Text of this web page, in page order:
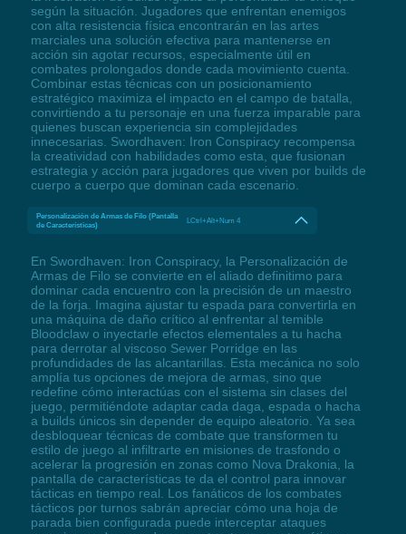
según la situación. Jugadores que enfrentan enemigos
con alta resistencia física encontrarán en las artes
marciales una solución efectiva para mantenerse en
acción sin agotar recursos, especialmente útil en
combates prolongados donde cada movimiento cuenta.
Combinar estas técnicas con un posicionamiento
estratégico maximiza el impacto en el campo de batalla,
convirtiendo a tu personaje en una fuerza imparable para
quienes buscan experiencia sin complejidades
innecesarias. Swordhaven: Iron Conspiracy recompensa
la creatividad con habilidades como esta, que fusionan
estrategia y acción para jugadores que viven por builds de
cuerpo a cuerpo que dominan cada escenario.
Personalización de Armas de Filo (Pantalla
de Características)
LCtrl+Alt+Num 4
En Swordhaven: Iron Conspiracy, la Personalización de
Armas de Filo se convierte en el aliado definitimo para
dominar cada encuentro con la precisión de un maestro
de la forja. Imagina ajustar tu espada para convertirla en
una máquina de daño crítico al enfrentar al temible
Bloodclaw o inyectarle efectos elementales a tu hacha
para derrotar al viscoso Sewer Porridge en las
profundidades de las alcantarillas. Esta mecánica no solo
amplía tus opciones de mejora de armas, sino que
redefine cómo interactúas con el sistema sin clases del
juego, permitiéndote adaptar cada daga, espada o hacha
a builds únicos sin depender de equipo aleatorio. Ya sea
desbloquear técnicas de combate que transformen tu
estilo de juego al infiltrarte en misiones de trasfondo o
acelerar la progresión en zonas como Nova Drakonia, la
pantalla de características te da el control para innovar
tácticas en tiempo real. Los fanáticos de los combates
tácticos por turnos sabrán apreciar cómo una hoja de
parada bien configurada puede interceptar ataques